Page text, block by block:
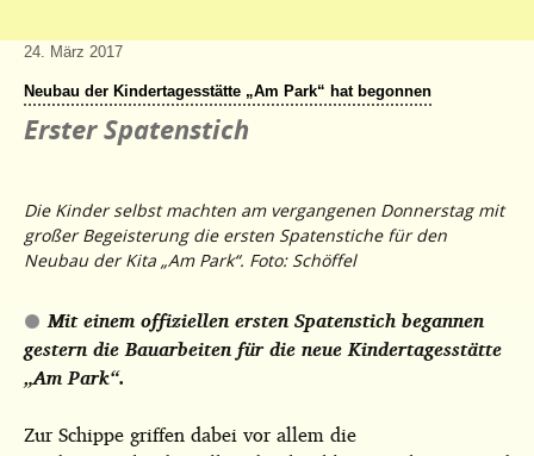
24. März 2017
Neubau der Kindertagesstätte „Am Park“ hat begonnen
Erster Spatenstich
Die Kinder selbst machten am vergangenen Donnerstag mit
großer Begeisterung die ersten Spatenstiche für den
Neubau der Kita „Am Park“. Foto: Schöffel
Mit einem offiziellen ersten Spatenstich begannen
gestern die Bauarbeiten für die neue Kindertagesstätte
„Am Park“.
Zur Schippe griffen dabei vor allem die